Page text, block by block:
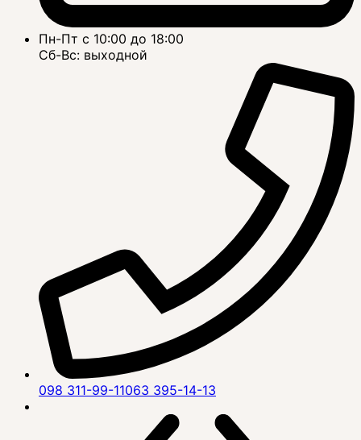
Пн-Пт с 10:00 до 18:00
Сб-Вс: выходной
098 311-99-11063 395-14-13